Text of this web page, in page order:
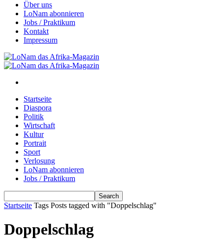
Über uns
LoNam abonnieren
Jobs / Praktikum
Kontakt
Impressum
Startseite
Diaspora
Politik
Wirtschaft
Kultur
Portrait
Sport
Verlosung
LoNam abonnieren
Jobs / Praktikum
Startseite Tags Posts tagged with "Doppelschlag"
Doppelschlag